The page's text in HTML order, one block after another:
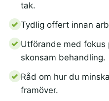
tak.
Tydlig offert innan
Utförande med fokus
skonsam behandling.
Råd om hur du
framöver.